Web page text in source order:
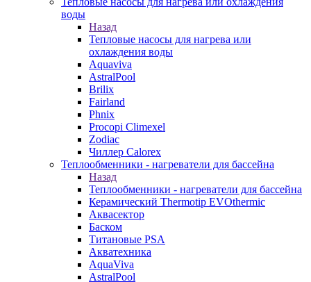
воды
Назад
Тепловые насосы для нагрева или
охлаждения воды
Aquaviva
AstralPool
Brilix
Fairland
Phnix
Procopi Climexel
Zodiac
Чиллер Calorex
Теплообменники - нагреватели для бассейна
Назад
Теплообменники - нагреватели для бассейна
Керамический Thermotip EVOthermic
Аквасектор
Баском
Титановые PSA
Акватехника
AquaViva
AstralPool